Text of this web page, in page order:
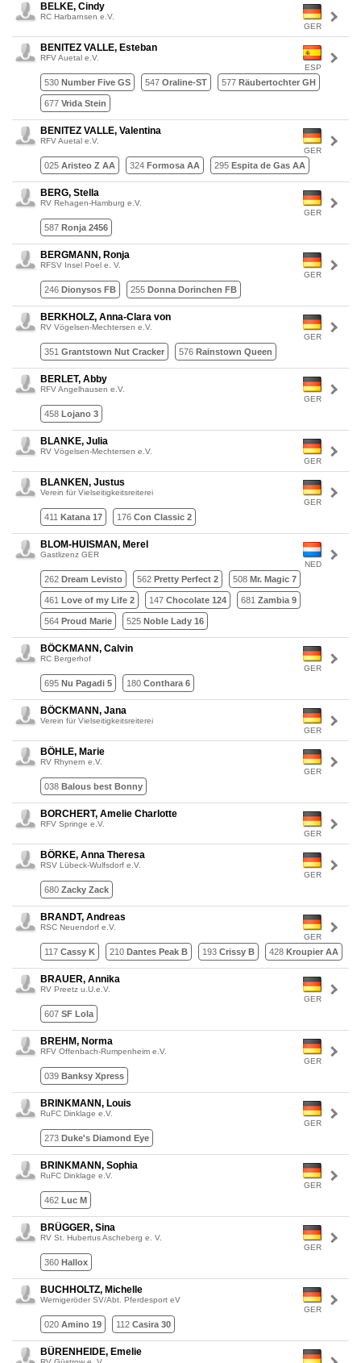
GER
BELKE, Cindy
RC Harbarnsen e.V.
ESP
BENITEZ VALLE, Esteban
RFV Auetal e.V.
530 Number Five GS 547 Oraline-ST 577 Räubertochter GH
677 Vrida Stein
GER
BENITEZ VALLE, Valentina
RFV Auetal e.V.
025 Aristeo Z AA 324 Formosa AA 295 Espita de Gas AA
GER
BERG, Stella
RV Rehagen-Hamburg e.V.
587 Ronja 2456
GER
BERGMANN, Ronja
RFSV Insel Poel e. V.
246 Dionysos FB 255 Donna Dorinchen FB
GER
BERKHOLZ, Anna-Clara von
RV Vögelsen-Mechtersen e.V.
351 Grantstown Nut Cracker 576 Rainstown Queen
GER
BERLET, Abby
RFV Angelhausen e.V.
458 Lojano 3
GER
BLANKE, Julia
RV Vögelsen-Mechtersen e.V.
GER
BLANKEN, Justus
Verein für Vielseitigkeitsreiterei
411 Katana 17 176 Con Classic 2
NED
BLOM-HUISMAN, Merel
Gastlizenz GER
262 Dream Levisto 562 Pretty Perfect 2 508 Mr. Magic 7
461 Love of my Life 2 147 Chocolate 124 681 Zambia 9
564 Proud Marie 525 Noble Lady 16
GER
BÖCKMANN, Calvin
RC Bergerhof
695 Nu Pagadi 5 180 Conthara 6
GER
BÖCKMANN, Jana
Verein für Vielseitigkeitsreiterei
GER
BÖHLE, Marie
RV Rhynern e.V.
038 Balous best Bonny
GER
BORCHERT, Amelie Charlotte
RFV Springe e.V.
GER
BÖRKE, Anna Theresa
RSV Lübeck-Wulfsdorf e.V.
680 Zacky Zack
GER
BRANDT, Andreas
RSC Neuendorf e.V.
117 Cassy K 210 Dantes Peak B 193 Crissy B 428 Kroupier AA
GER
BRAUER, Annika
RV Preetz u.U.e.V.
607 SF Lola
GER
BREHM, Norma
RFV Offenbach-Rumpenheim e.V.
039 Banksy Xpress
GER
BRINKMANN, Louis
RuFC Dinklage e.V.
273 Duke's Diamond Eye
GER
BRINKMANN, Sophia
RuFC Dinklage e.V.
462 Luc M
GER
BRÜGGER, Sina
RV St. Hubertus Ascheberg e. V.
360 Hallox
GER
BUCHHOLTZ, Michelle
Wernigeröder SV/Abt. Pferdesport eV
020 Amino 19 112 Casira 30
BÜRENHEIDE, Emelie